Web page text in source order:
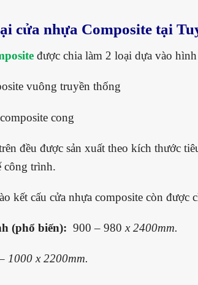
cửa nhựa Composite tại
được chia làm 2 loại dựa vào
vuông truyền thống
cong
đều được sản xuất theo kích thước
công trình.
kết cấu cửa nhựa composite còn được
(phổ biến): 900 – 980 x 2400mm.
1000 x 2200mm.